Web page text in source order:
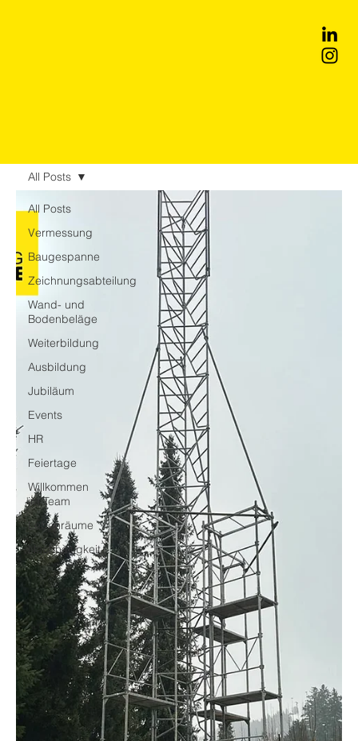
All Posts
Vermessung
Baugespanne
Zeichnungsabteilung
Wand- und
Bodenbeläge
Weiterbildung
Ausbildung
Jubiläum
Events
HR
Feiertage
Willkommen
im Team
Lebenräume
Nachhaltigkeit
All Posts